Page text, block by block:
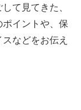
て見てきた、
イントや、保
などをお伝え